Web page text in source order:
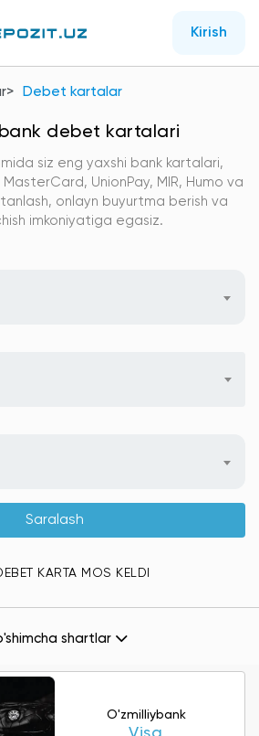
Kirish
Debet kartalar
debet kartalari
siz eng yaxshi bank kartalari,
UnionPay, MIR, Humo va
onlayn buyurtma berish va
imkoniyatiga egasiz.
Saralash
KARTA MOS KELDI
shartlar
O'zmilliybank